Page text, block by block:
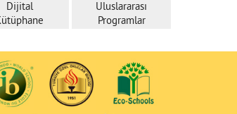
Dijital
Uluslararası
Programlar